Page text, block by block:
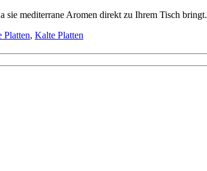
sie mediterrane Aromen direkt zu Ihrem Tisch bringt.
Platten, Kalte Platten